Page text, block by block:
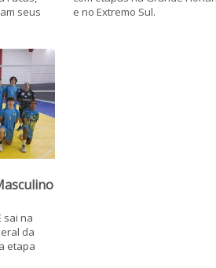
seus
e no Extremo Sul.
sai na
da
etapa